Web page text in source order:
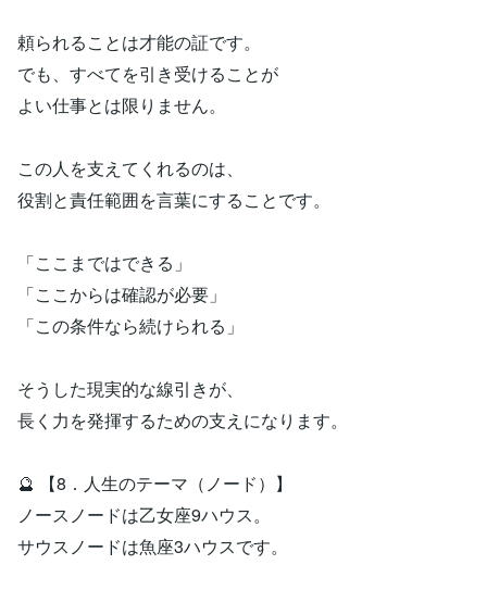
頼られることは才能の証です。
でも、すべてを引き受けることが
よい仕事とは限りません。
この人を支えてくれるのは、
役割と責任範囲を言葉にすることです。
「ここまではできる」
「ここからは確認が必要」
「この条件なら続けられる」
そうした現実的な線引きが、
長く力を発揮するための支えになります。
🔮 【8．人生のテーマ（ノード）】
ノースノードは乙女座9ハウス。
サウスノードは魚座3ハウスです。